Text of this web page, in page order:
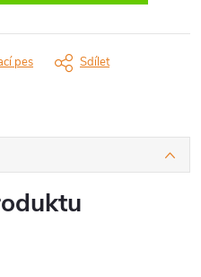
pes Sdílet